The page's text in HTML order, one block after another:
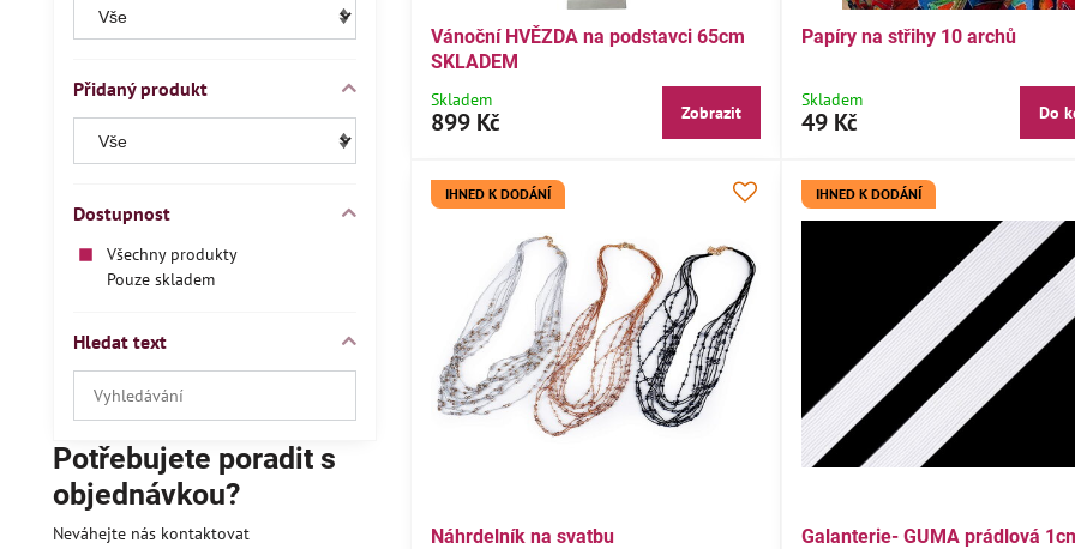
Vánoční HVĚZDA na podstavci 65cm
SKLADEM
Skladem
899 Kč Zobrazit
Papíry na střihy 10 archů
Skladem
49 Kč Do
IHNED K DODÁNÍ
Náhrdelník na svatbu
IHNED K DODÁNÍ
Galanterie- GUMA prádlová
Přidaný produkt
Dostupnost
Všechny produkty
Pouze skladem
Hledat text
Prohledat
výsledky
filtru
fulltextem
Potřebujete poradit s
objednávkou?
Neváhejte nás kontaktovat